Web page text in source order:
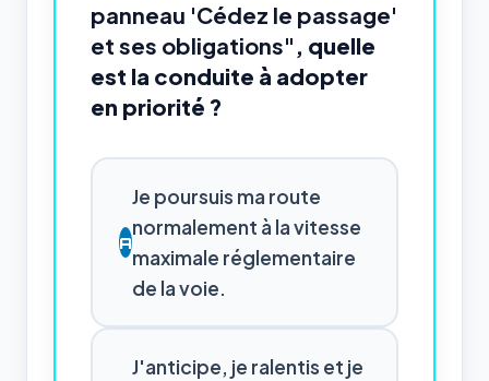
panneau 'Cédez le passage'
et ses obligations" , quelle
est la conduite à adopter
en priorité ?
A
Je poursuis ma route
normalement à la vitesse
maximale réglementaire
de la voie.
J'anticipe, je ralentis et je